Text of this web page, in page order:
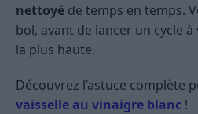
nettoyé de temps en temps.
bol, avant de lancer un cycle
la plus haute.
Découvrez l’astuce complète
vaisselle au vinaigre blanc !